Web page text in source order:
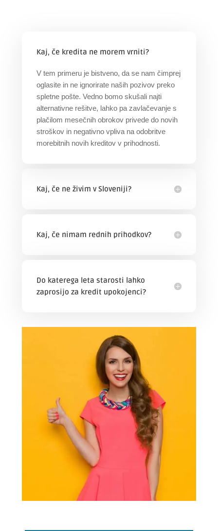
Kaj, če kredita ne morem vrniti?
V tem primeru je bistveno, da se nam čimprej
oglasite in ne ignorirate naših pozivov preko
spletne pošte. Vedno bomo skušali najti
alternativne rešitve, lahko pa zavlačevanje s
plačilom mesečnih obrokov privede do novih
stroškov in negativno vpliva na odobritve
morebitnih novih kreditov v prihodnosti.
Kaj, če ne živim v Sloveniji?
Kaj, če nimam rednih prihodkov?
Do katerega leta starosti lahko
zaprosijo za kredit upokojenci?